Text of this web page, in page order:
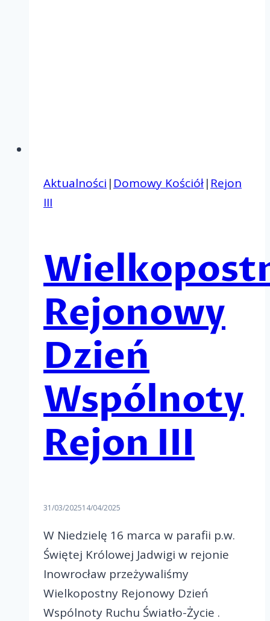
Aktualności | Domowy Kościół| Rejon
III
Rejonowy
Dzień
Wspólnoty
Rejon III
31/03/202514/04/2025
W Niedzielę 16 marca w parafii p.w.
Świętej Królowej Jadwigi w rejonie
Inowrocław przeżywaliśmy
Wielkopostny Rejonowy Dzień
Wspólnoty Ruchu Światło-Życie .